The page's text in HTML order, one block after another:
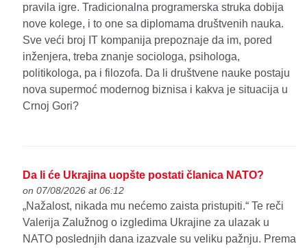
pravila igre. Tradicionalna programerska struka dobija
nove kolege, i to one sa diplomama društvenih nauka.
Sve veći broj IT kompanija prepoznaje da im, pored
inženjera, treba znanje sociologa, psihologa,
politikologa, pa i filozofa. Da li društvene nauke postaju
nova supermoć modernog biznisa i kakva je situacija u
Crnoj Gori?
Da li će Ukrajina uopšte postati članica NATO?
on 07/08/2026 at 06:12
„Nažalost, nikada mu nećemo zaista pristupiti.“ Te reči
Valerija Zalužnog o izgledima Ukrajine za ulazak u
NATO poslednjih dana izazvale su veliku pažnju. Prema